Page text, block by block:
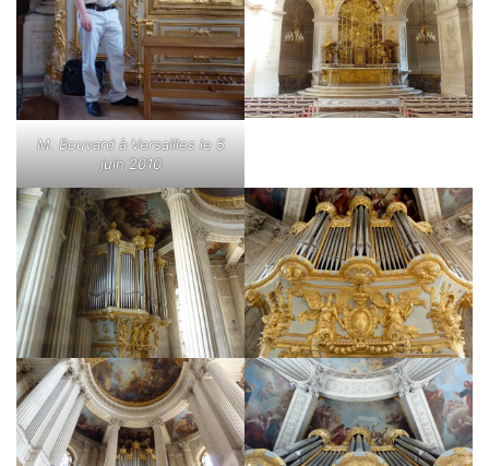
M. Bouvard à Versailles le 5
juin 2010